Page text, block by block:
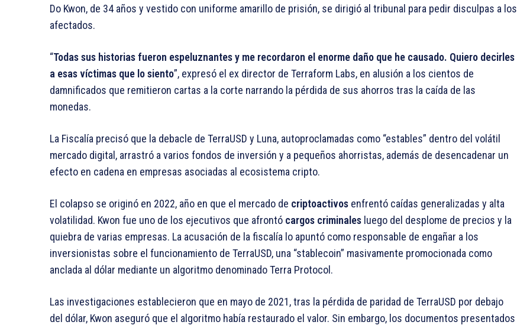
Do Kwon, de 34 años y vestido con uniforme amarillo de prisión, se dirigió al tribunal para pedir disculpas a los
afectados.
“Todas sus historias fueron espeluznantes y me recordaron el enorme daño que he causado. Quiero decirles
a esas víctimas que lo siento”, expresó el ex director de Terraform Labs, en alusión a los cientos de
damnificados que remitieron cartas a la corte narrando la pérdida de sus ahorros tras la caída de las
monedas.
La Fiscalía precisó que la debacle de TerraUSD y Luna, autoproclamadas como “estables” dentro del volátil
mercado digital, arrastró a varios fondos de inversión y a pequeños ahorristas, además de desencadenar un
efecto en cadena en empresas asociadas al ecosistema cripto.
El colapso se originó en 2022, año en que el mercado de criptoactivos enfrentó caídas generalizadas y alta
volatilidad. Kwon fue uno de los ejecutivos que afrontó cargos criminales luego del desplome de precios y la
quiebra de varias empresas. La acusación de la fiscalía lo apuntó como responsable de engañar a los
inversionistas sobre el funcionamiento de TerraUSD, una “stablecoin” masivamente promocionada como
anclada al dólar mediante un algoritmo denominado Terra Protocol.
Las investigaciones establecieron que en mayo de 2021, tras la pérdida de paridad de TerraUSD por debajo
del dólar, Kwon aseguró que el algoritmo había restaurado el valor. Sin embargo, los documentos presentados